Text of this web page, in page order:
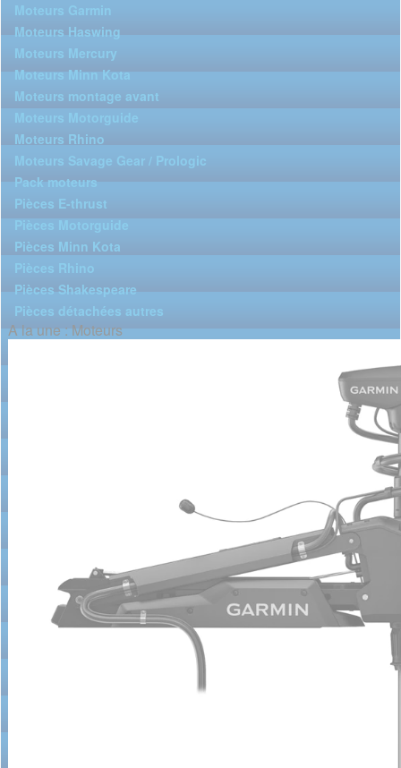
Moteurs Garmin
Moteurs Haswing
Moteurs Mercury
Moteurs Minn Kota
Moteurs montage avant
Moteurs Motorguide
Moteurs Rhino
Moteurs Savage Gear / Prologic
Pack moteurs
Pièces E-thrust
Pièces Motorguide
Pièces Minn Kota
Pièces Rhino
Pièces Shakespeare
Pièces détachées autres
A la une : Moteurs